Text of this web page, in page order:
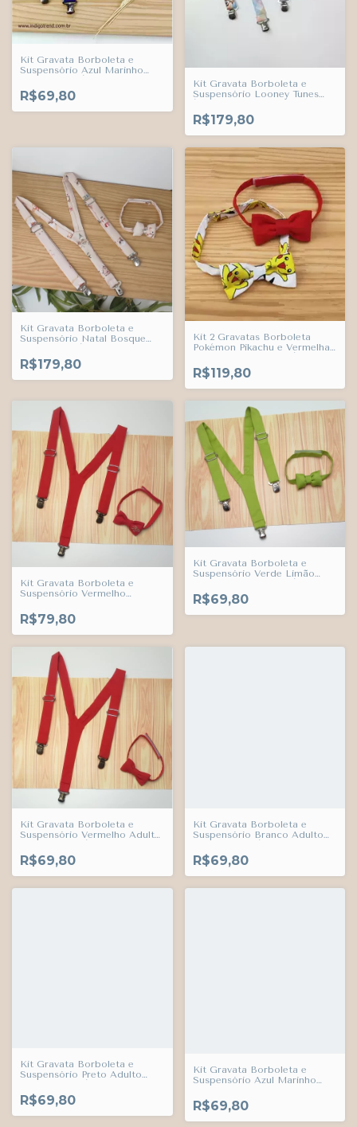
Kit Gravata Borboleta e
Suspensório Azul Marinho
R$69,80
Kit Gravata Borboleta e
Suspensório Looney Tunes
R$179,80
Kit Gravata Borboleta e
Suspensório Natal Bosque
R$179,80
Kit 2 Gravatas Borboleta
Pokémon Pikachu e Vermelha
Trend
R$119,80
Kit Gravata Borboleta e
Suspensório Vermelho
Iniciais do Nome Adulto
Infantil Bebê Índigo Trend
R$79,80
Kit Gravata Borboleta e
Suspensório Verde Limão
Trend
R$69,80
Kit Gravata Borboleta e
Suspensório Vermelho Adulto
R$69,80
Kit Gravata Borboleta e
Suspensório Branco Adulto
R$69,80
Kit Gravata Borboleta e
Suspensório Preto Adulto
R$69,80
Kit Gravata Borboleta e
Suspensório Azul Marinho
Índigo Trend
R$69,80